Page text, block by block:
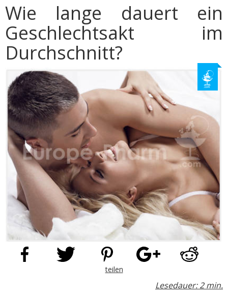
Wie lange dauert ein
Geschlechtsakt im
Durchschnitt?
teilen
Lesedauer: 2 min.